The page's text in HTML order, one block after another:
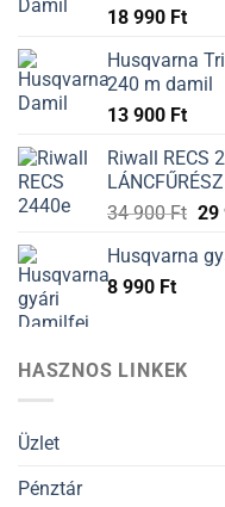
18 990 Ft
Husqvarna
240 m damil
13 900 Ft
Riwall RECS
LÁNCFŰRÉSZ
34 900Ft 29
Husqvarna
8 990 Ft
HASZNOS LINKEK
Üzlet
Pénztár